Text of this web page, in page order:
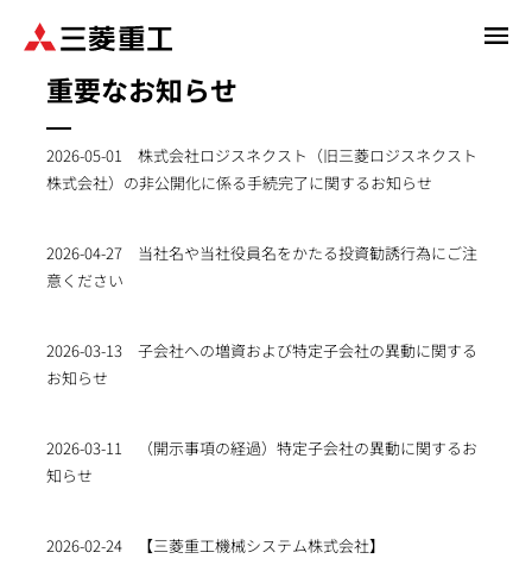
重要なお知らせ
2026-05-01
株式会社ロジスネクスト（旧三菱ロジスネクスト
株式会社）の非公開化に係る手続完了に関するお知らせ
2026-04-27
当社名や当社役員名をかたる投資勧誘行為にご注
意ください
2026-03-13
子会社への増資および特定子会社の異動に関する
お知らせ
2026-03-11
（開示事項の経過）特定子会社の異動に関するお
知らせ
2026-02-24
【三菱重工機械システム株式会社】